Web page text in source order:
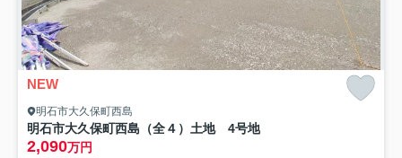
NEW
明石市大久保町西島
明石市大久保町西島（全４）土地 4号地
2,090万円